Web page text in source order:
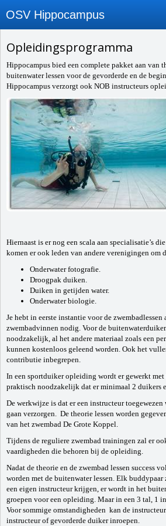
OSV Hippocampus
Opleidingsprogramma
Hippocampus bied een complete pakket aan van
buitenwater lessen voor de gevorderde en de
Hippocampus verzorgt ook NOB instructeurs
Hiernaast is er nog een scala aan specialisatie’s
komen er ook leden van andere verenigingen om
Onderwater fotografie.
Droogpak duiken.
Duiken in getijden water.
Onderwater biologie.
Je hebt in eerste instantie voor de zwembadlessen
zwembadvinnen nodig. Voor de
noodzakelijk, al het andere materiaal zoals een
kunnen kostenloos geleend worden. Ook het
contributie inbegrepen.
In een sportduiker opleiding wordt er gewerkt
praktisch noodzakelijk dat er minimaal 2 duikers
De werkwijze is dat er een instructeur
gaan verzorgen. De theorie lessen worden
van het zwembad De Grote Koppel.
Tijdens de reguliere zwembad trainingen zal er
vaardigheden die behoren bij de opleiding.
Nadat de theorie en de zwembad lessen success
worden met de buitenwater lessen. Elk
een eigen instructeur krijgen, er wordt in het
groepen voor een opleiding. Maar in een 3 tal, 1
Voor sommige omstandigheden kan de
instructeur of gevorderde duiker inroepen.